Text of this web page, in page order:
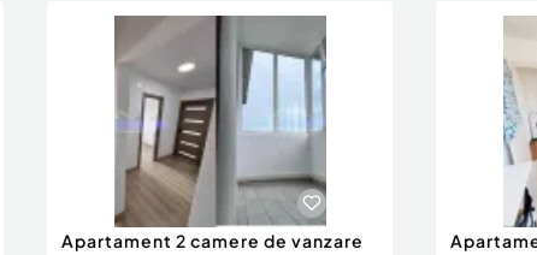
Apartament 2 camere de vanzare